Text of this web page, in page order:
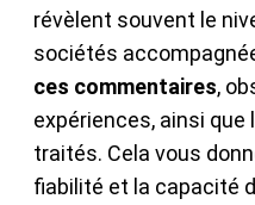
révèlent souvent le
sociétés
ces commentaires,
expériences, ainsi
traités. Cela vous
fiabilité et la capacité